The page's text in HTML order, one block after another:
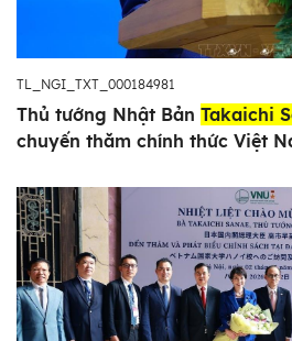
TL_NGI_TXT_000184981
Thủ tướng Nhật Bản Takaichi
chuyến thăm chính thức Việt